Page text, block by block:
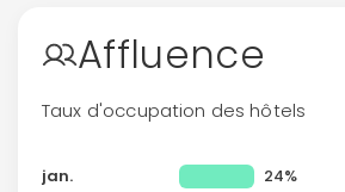
Affluence
Taux d'occupation des hôtels
jan.
24%